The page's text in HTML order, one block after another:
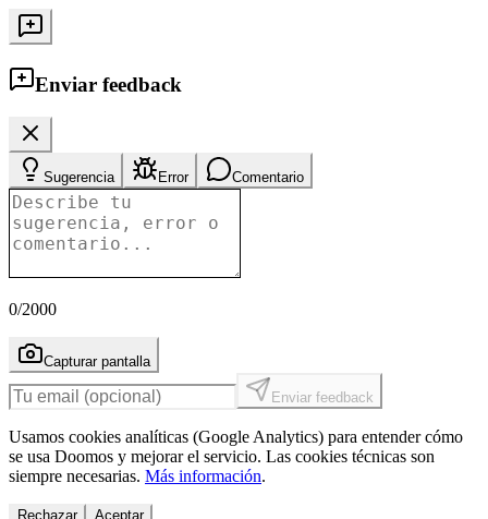
Enviar feedback
Sugerencia Error Comentario
0/2000
Capturar pantalla
Enviar feedback
Usamos cookies analíticas (Google Analytics) para entender cómo
se usa Doomos y mejorar el servicio. Las cookies técnicas son
siempre necesarias. Más información.
Rechazar Aceptar